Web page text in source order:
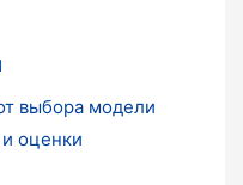
выбора модели
оценки